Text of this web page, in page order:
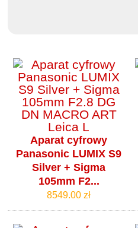
Aparat cyfrowy
Panasonic LUMIX S9
Silver + Sigma
105mm F2...
8549.00 zł